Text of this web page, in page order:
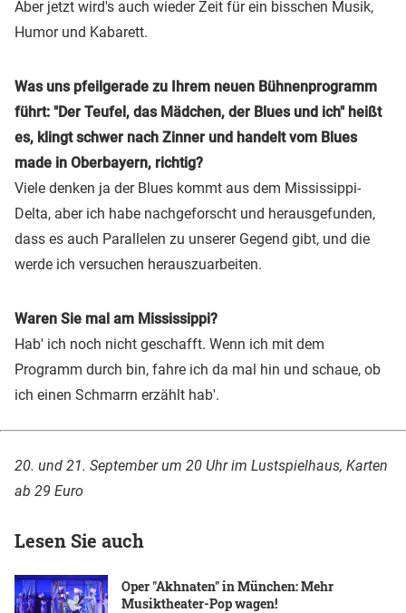
Aber jetzt wird's auch wieder Zeit für ein bisschen Musik,
Humor und Kabarett.
Was uns pfeilgerade zu Ihrem neuen Bühnenprogramm
führt: "Der Teufel, das Mädchen, der Blues und ich" heißt
es, klingt schwer nach Zinner und handelt vom Blues
made in Oberbayern, richtig?
Viele denken ja der Blues kommt aus dem Mississippi-
Delta, aber ich habe nachgeforscht und herausgefunden,
dass es auch Parallelen zu unserer Gegend gibt, und die
werde ich versuchen herauszuarbeiten.
Waren Sie mal am Mississippi?
Hab' ich noch nicht geschafft. Wenn ich mit dem
Programm durch bin, fahre ich da mal hin und schaue, ob
ich einen Schmarrn erzählt hab'.
20. und 21. September um 20 Uhr im Lustspielhaus, Karten
ab 29 Euro
Lesen Sie auch
Oper "Akhnaten" in München: Mehr
Musiktheater-Pop wagen!